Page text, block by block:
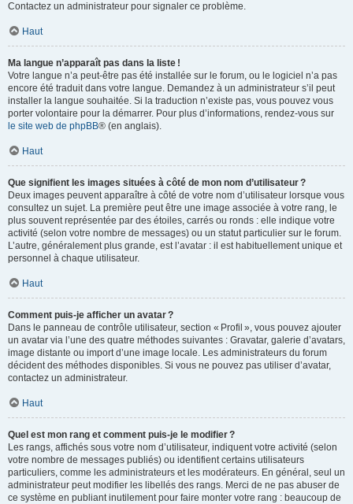
Contactez un administrateur pour signaler ce problème.
Haut
Ma langue n’apparaît pas dans la liste !
Votre langue n’a peut-être pas été installée sur le forum, ou le logiciel n’a pas
encore été traduit dans votre langue. Demandez à un administrateur s’il peut
installer la langue souhaitée. Si la traduction n’existe pas, vous pouvez vous
porter volontaire pour la démarrer. Pour plus d’informations, rendez-vous sur
le site web de phpBB® (en anglais).
Haut
Que signifient les images situées à côté de mon nom d’utilisateur ?
Deux images peuvent apparaître à côté de votre nom d’utilisateur lorsque vous
consultez un sujet. La première peut être une image associée à votre rang, le
plus souvent représentée par des étoiles, carrés ou ronds : elle indique votre
activité (selon votre nombre de messages) ou un statut particulier sur le forum.
L’autre, généralement plus grande, est l’avatar : il est habituellement unique et
personnel à chaque utilisateur.
Haut
Comment puis-je afficher un avatar ?
Dans le panneau de contrôle utilisateur, section « Profil », vous pouvez ajouter
un avatar via l’une des quatre méthodes suivantes : Gravatar, galerie d’avatars,
image distante ou import d’une image locale. Les administrateurs du forum
décident des méthodes disponibles. Si vous ne pouvez pas utiliser d’avatar,
contactez un administrateur.
Haut
Quel est mon rang et comment puis-je le modifier ?
Les rangs, affichés sous votre nom d’utilisateur, indiquent votre activité (selon
votre nombre de messages publiés) ou identifient certains utilisateurs
particuliers, comme les administrateurs et les modérateurs. En général, seul un
administrateur peut modifier les libellés des rangs. Merci de ne pas abuser de
ce système en publiant inutilement pour faire monter votre rang : beaucoup de